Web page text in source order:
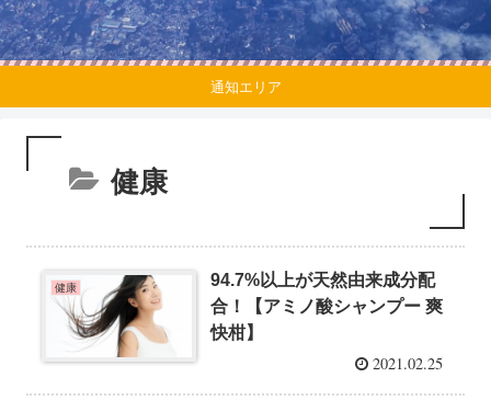
通知エリア
健康
健康
94.7%以上が天然由来成分配
合！【アミノ酸シャンプー 爽
快柑】
2021.02.25